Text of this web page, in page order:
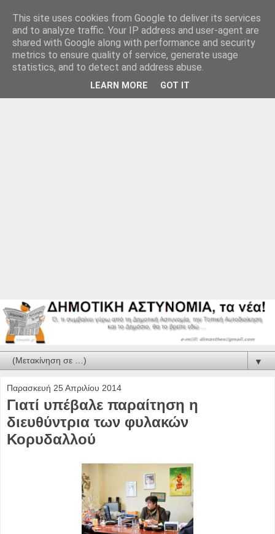
▼
Παρασκευή 25 Απριλίου 2014
Γιατί υπέβαλε παραίτηση η
διευθύντρια των φυλακών
Κορυδαλλού
This site uses cookies from Google to deliver its services
and to analyze traffic. Your IP address and user-agent are
shared with Google along with performance and security
metrics to ensure quality of service, generate usage
statistics, and to detect and address abuse.
LEARN MORE GOT IT